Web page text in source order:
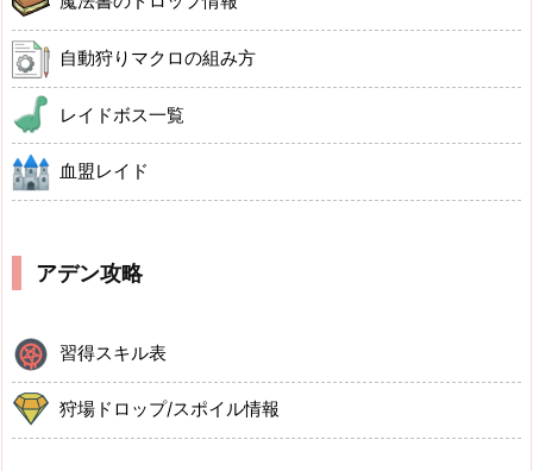
自動狩りマクロの組み方
レイドボス一覧
血盟レイド
アデン攻略
習得スキル表
狩場ドロップ/スポイル情報